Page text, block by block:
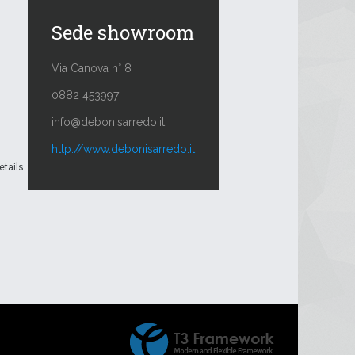
Sede showroom
Via Canova n° 8
0882 453997
info@debonisarredo.it
http://www.debonisarredo.it